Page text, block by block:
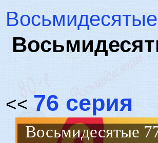
<< 76 серия
Восьмидесятые